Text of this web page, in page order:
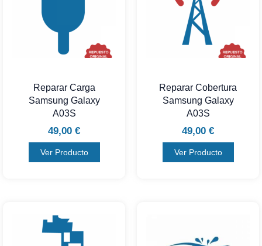
Reparar Carga
Samsung Galaxy
A03S
49,00 €
Ver Producto
Reparar Cobertura
Samsung Galaxy
A03S
49,00 €
Ver Producto